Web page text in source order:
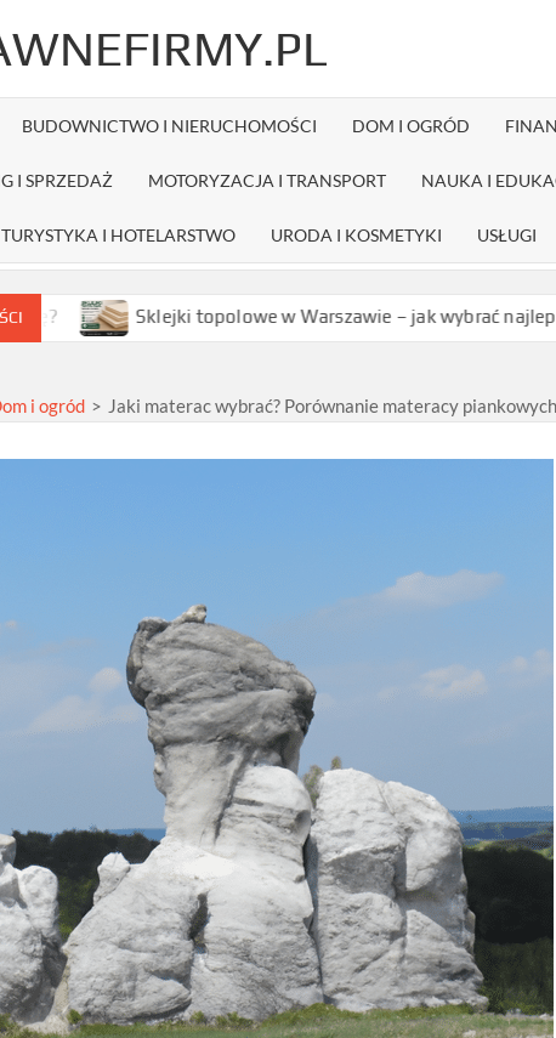
BUDOWNICTWO I NIERUCHOMOŚCI DOM I OGRÓD
I SPRZEDAŻ MOTORYZACJA I TRANSPORT NAUKA I
TURYSTYKA I HOTELARSTWO URODA I KOSMETYKI USŁUGI
Sklejki topolowe w Warszawie – jak wybrać najlepszą opcję dla
i ogród > Jaki materac wybrać? Porównanie materacy